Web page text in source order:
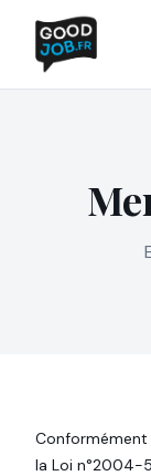
Conformément
la Loi n°2004-